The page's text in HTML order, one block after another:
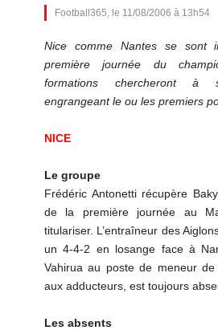
Football365, le 11/08/2006 à 13h54
Nice comme Nantes se sont
première journée du
formations chercheront à
engrangeant le ou les premiers
NICE
Le groupe
Frédéric Antonetti récupère
de la première journée au
titulariser. L’entraîneur des
un 4-4-2 en losange face à
Vahirua au poste de meneur
aux adducteurs, est toujours
Les absents